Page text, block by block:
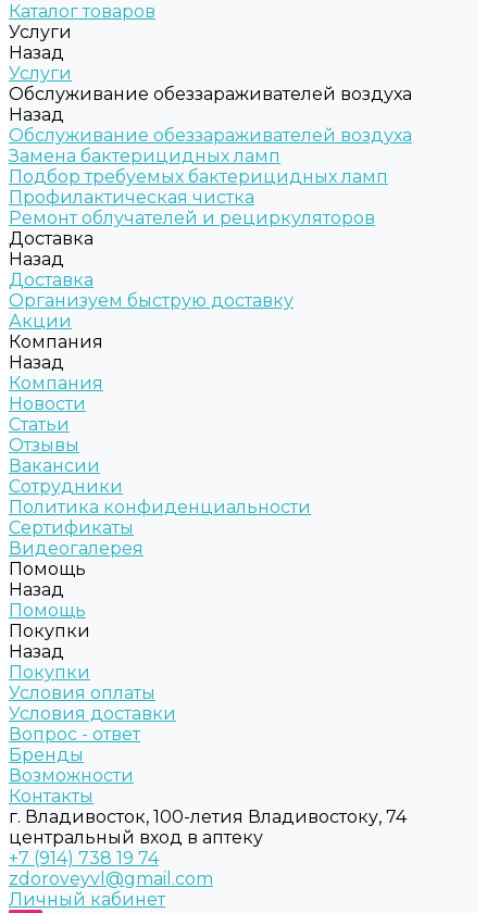
Каталог товаров
Услуги
Назад
Услуги
Обслуживание обеззараживателей воздуха
Назад
Обслуживание обеззараживателей воздуха
Замена бактерицидных ламп
Подбор требуемых бактерицидных ламп
Профилактическая чистка
Ремонт облучателей и рециркуляторов
Доставка
Назад
Доставка
Организуем быструю доставку
Акции
Компания
Назад
Компания
Новости
Статьи
Отзывы
Вакансии
Сотрудники
Политика конфиденциальности
Сертификаты
Видеогалерея
Помощь
Назад
Помощь
Покупки
Назад
Покупки
Условия оплаты
Условия доставки
Вопрос - ответ
Бренды
Возможности
Контакты
г. Владивосток, 100-летия Владивостоку, 74
центральный вход в аптеку
+7 (914) 738 19 74
zdoroveyvl@gmail.com
Личный кабинет